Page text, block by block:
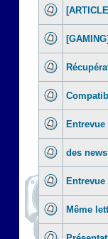
des
Même